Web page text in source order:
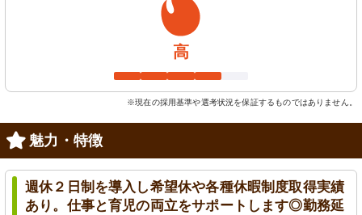
高
※現在の採用基準や選考状況を保証するものではありません。
魅力・特徴
週休２日制を導入し希望休や各種休暇制度取得実績
あり。仕事と育児の両立をサポートします◎勤務延